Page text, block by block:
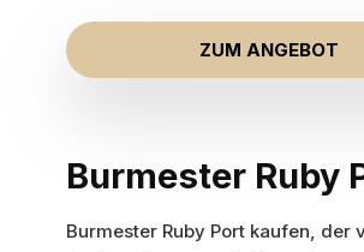
Burmester Ruby
Burmester Ruby Port kaufen, der
ZUM ANGEBOT